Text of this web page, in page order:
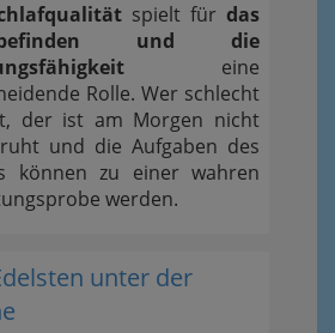
spielt für das
und die
eine
Rolle. Wer schlecht
der ist am Morgen nicht
und die Aufgaben des
können zu einer wahren
werden.
unter der